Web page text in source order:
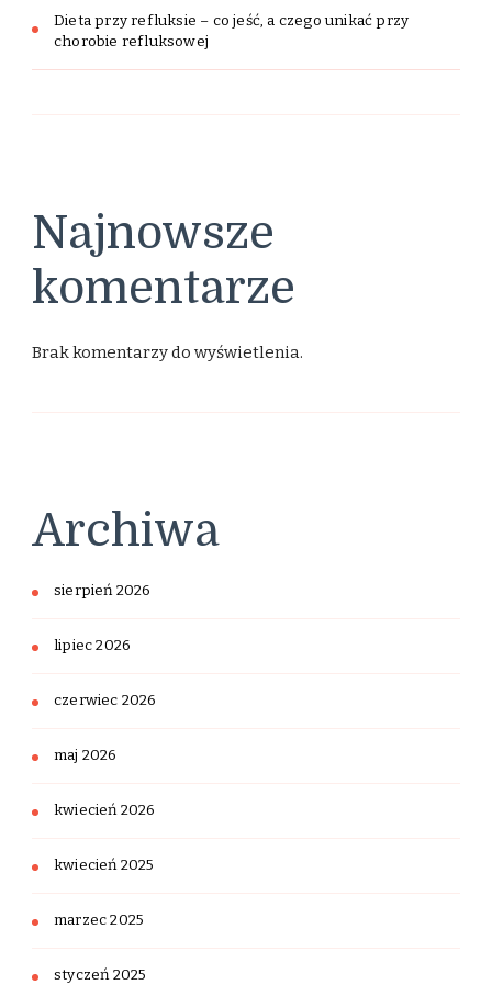
Dieta przy refluksie – co jeść, a czego unikać przy
chorobie refluksowej
Najnowsze
komentarze
Brak komentarzy do wyświetlenia.
Archiwa
sierpień 2026
lipiec 2026
czerwiec 2026
maj 2026
kwiecień 2026
kwiecień 2025
marzec 2025
styczeń 2025